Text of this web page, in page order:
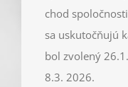
chod
sa uskutočňujú
bol zvolený
8.3. 2026.